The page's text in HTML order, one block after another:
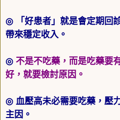
◎
「好患者」就是會定期回
帶來穩定收入。
◎ 不是不吃藥，而是吃藥要
好，就要檢討原因。
◎ 血壓高未必需要吃藥，壓
主因。